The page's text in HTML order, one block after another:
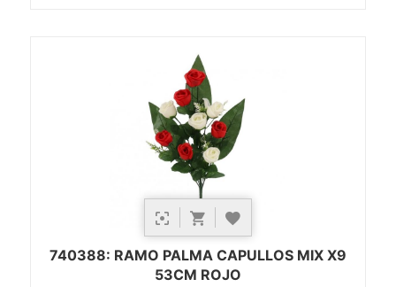
740388: RAMO PALMA CAPULLOS MIX X9
53CM ROJO